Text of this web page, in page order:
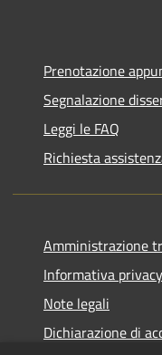
Prenotazione
Segnalazione
Leggi le FAQ
Richiesta
Amministrazione
Informativa privacy
Note legali
Dichiarazione di